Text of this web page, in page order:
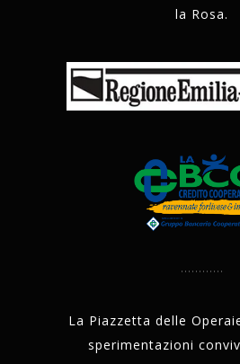
la Rosa.
La Piazzetta delle
sperimentazioni